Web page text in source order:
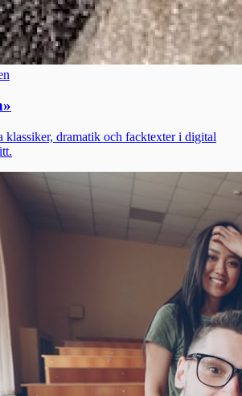
»
dramatik och facktexter i digital